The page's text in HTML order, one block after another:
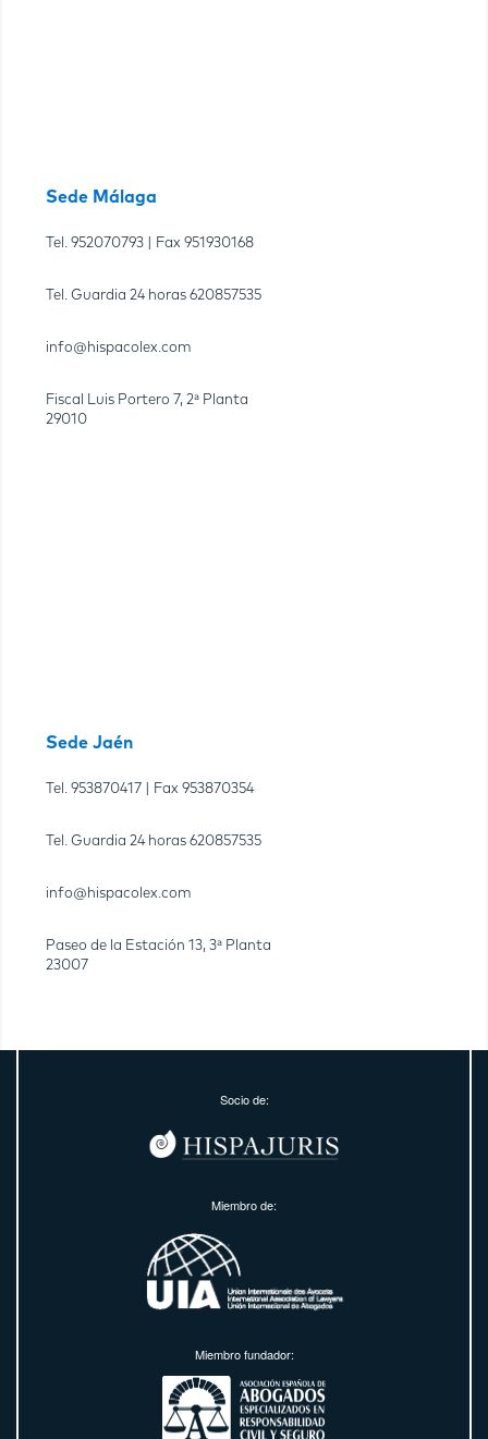
Sede Málaga
Tel. 952070793 | Fax 951930168
Tel. Guardia 24 horas 620857535
info@hispacolex.com
Fiscal Luis Portero 7, 2ª Planta
29010
Sede Jaén
Tel. 953870417 | Fax 953870354
Tel. Guardia 24 horas 620857535
info@hispacolex.com
Paseo de la Estación 13, 3ª Planta
23007
Socio de:
Miembro de:
Miembro fundador: